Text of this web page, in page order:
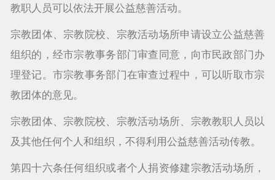
教职人员可以依法开展公益慈善活动。
宗教团体、宗教院校、宗教活动场所申请设立公益慈善
组织的，经市宗教事务部门审查同意，向市民政部门办
理登记。市宗教事务部门在审查过程中，可以听取市宗
教团体的意见。
宗教团体、宗教院校、宗教活动场所、宗教教职人员以
及其他任何个人和组织，不得利用公益慈善活动传教。
第四十六条任何组织或者个人捐资修建宗教活动场所，